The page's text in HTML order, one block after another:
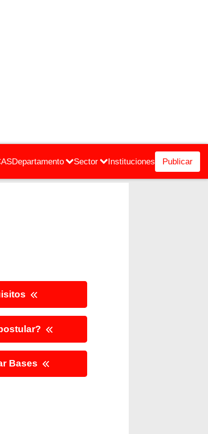
Departamento Sector Instituciones Publicar
Bases